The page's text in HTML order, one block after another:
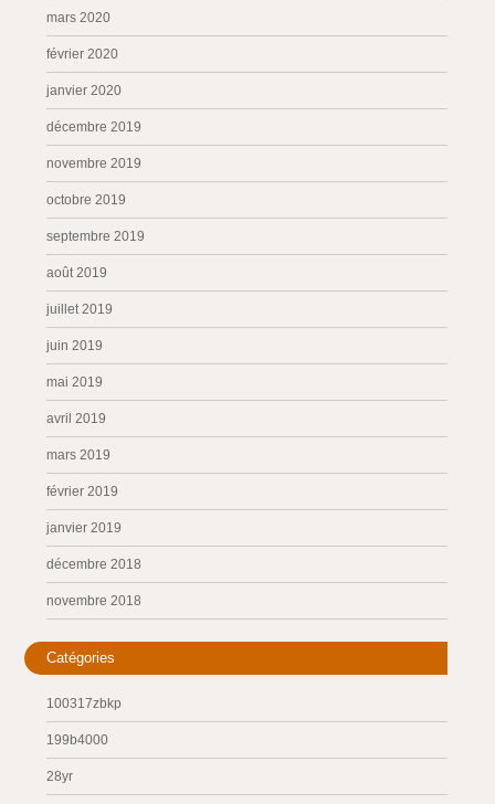
mars 2020
février 2020
janvier 2020
décembre 2019
novembre 2019
octobre 2019
septembre 2019
août 2019
juillet 2019
juin 2019
mai 2019
avril 2019
mars 2019
février 2019
janvier 2019
décembre 2018
novembre 2018
Catégories
100317zbkp
199b4000
28yr